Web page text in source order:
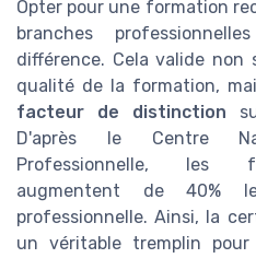
Opter pour une formation
branches
différence. Cela valide non
qualité de la formation,
facteur de distinction
D'après le Centre
Professionnelle, les
augmentent de 40%
professionnelle. Ainsi, la
un véritable tremplin